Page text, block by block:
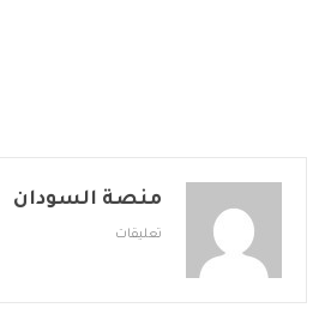
منصة السودان
تعليقات